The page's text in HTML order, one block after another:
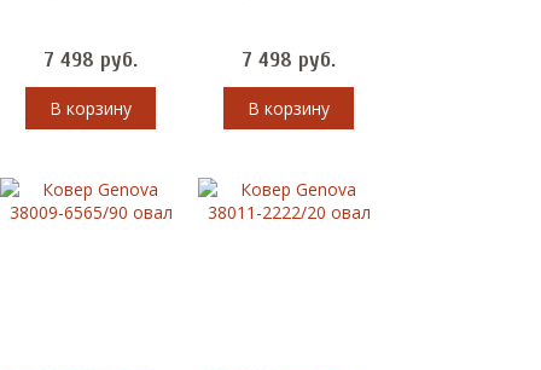
7 498 руб.
В корзину
7 498 руб.
В корзину